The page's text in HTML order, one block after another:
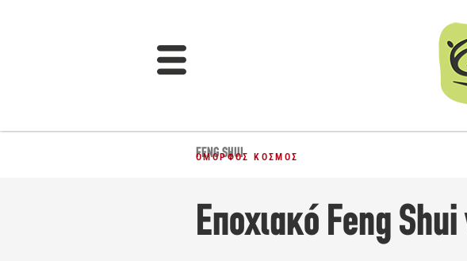
FENG SHUI
ΌΜΟΡΦΟΣ ΚΌΣΜΟΣ
Εποχιακό Feng Shui